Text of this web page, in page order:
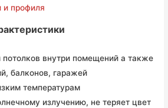
и профиля
потолков внутри помещений а также
балконов, гаражей
температурам
излучению, не теряет цвет